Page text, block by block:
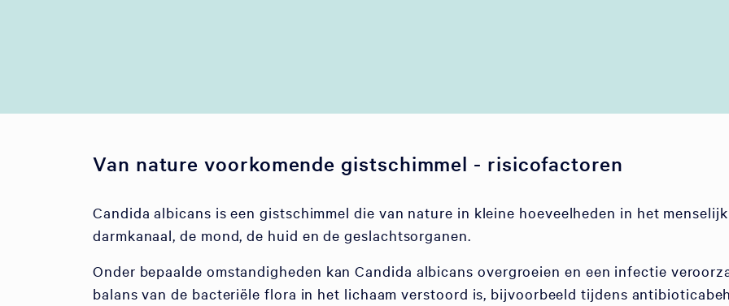
Van nature voorkomende gistschimmel - risicofactoren
Candida albicans is een gistschimmel die van nature in kleine hoeveelheden in het
darmkanaal, de mond, de huid en de geslachtsorganen.
Onder bepaalde omstandigheden kan Candida albicans overgroeien en een infectie
balans van de bacteriële flora in het lichaam verstoord is, bijvoorbeeld tijdens